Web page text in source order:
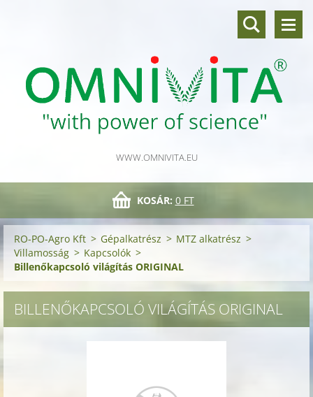
WWW.OMNIVITA.EU
KOSÁR: 0 FT
RO-PO-Agro Kft > Gépalkatrész > MTZ alkatrész >
Villamosság > Kapcsolók >
Billenőkapcsoló világítás ORIGINAL
BILLENŐKAPCSOLÓ VILÁGÍTÁS ORIGINAL